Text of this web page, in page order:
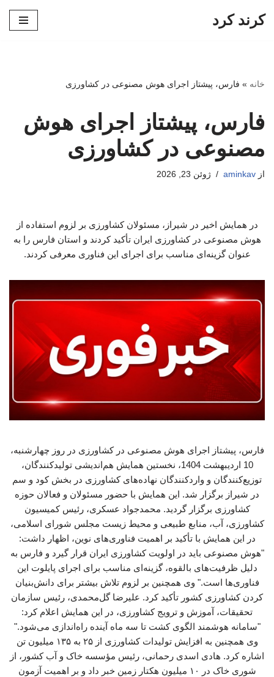
کرند کرد
خانه » فارس، پیشتاز اجرای هوش مصنوعی در کشاورزی
فارس، پیشتاز اجرای هوش
مصنوعی در کشاورزی
از aminkav ژوئن 23, 2026
در همایش اخیر در شیراز، مسئولان کشاورزی بر لزوم استفاده از
هوش مصنوعی در کشاورزی ایران تأکید کردند و استان فارس را به
عنوان گزینه‌ای مناسب برای اجرای این فناوری معرفی کردند.
فارس، پیشتاز اجرای هوش مصنوعی در کشاورزی در روز چهارشنبه،
10 اردیبهشت 1404، نخستین همایش هم‌اندیشی تولیدکنندگان،
توزیع‌کنندگان و واردکنندگان نهاده‌های کشاورزی در بخش کود و سم
در شیراز برگزار شد. این همایش با حضور مسئولان و فعالان حوزه
کشاورزی برگزار گردید. محمدجواد عسکری، رئیس کمیسیون
کشاورزی، آب، منابع طبیعی و محیط زیست مجلس شورای اسلامی،
در این همایش با تأکید بر اهمیت فناوری‌های نوین، اظهار داشت:
"هوش مصنوعی باید در اولویت کشاورزی ایران قرار گیرد و فارس به
دلیل ظرفیت‌های بالقوه، گزینه‌ای مناسب برای اجرای پایلوت این
فناوری‌ها است." وی همچنین بر لزوم تلاش بیشتر برای دانش‌بنیان
کردن کشاورزی کشور تأکید کرد. علیرضا گل‌محمدی، رئیس سازمان
تحقیقات، آموزش و ترویج کشاورزی، در این همایش اعلام کرد:
"سامانه هوشمند الگوی کشت تا سه ماه آینده راه‌اندازی می‌شود."
وی همچنین به افزایش تولیدات کشاورزی از ۲۵ به ۱۳۵ میلیون تن
اشاره کرد. هادی اسدی رحمانی، رئیس مؤسسه خاک و آب کشور، از
شوری خاک در ۱۰ میلیون هکتار زمین خبر داد و بر اهمیت آزمون